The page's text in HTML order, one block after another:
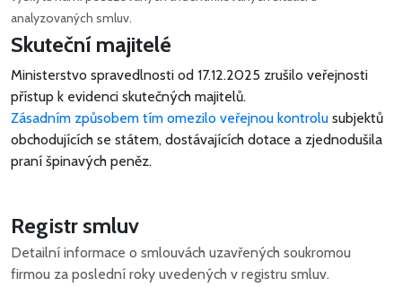
analyzovaných smluv.
Skuteční majitelé
Ministerstvo spravedlnosti od 17.12.2025 zrušilo veřejnosti
přístup k evidenci skutečných majitelů.
Zásadním způsobem tím omezilo veřejnou kontrolu subjektů
obchodujících se státem, dostávajících dotace a zjednodušila
praní špinavých peněz.
Registr smluv
Detailní informace o smlouvách uzavřených soukromou
firmou za poslední roky uvedených v registru smluv.